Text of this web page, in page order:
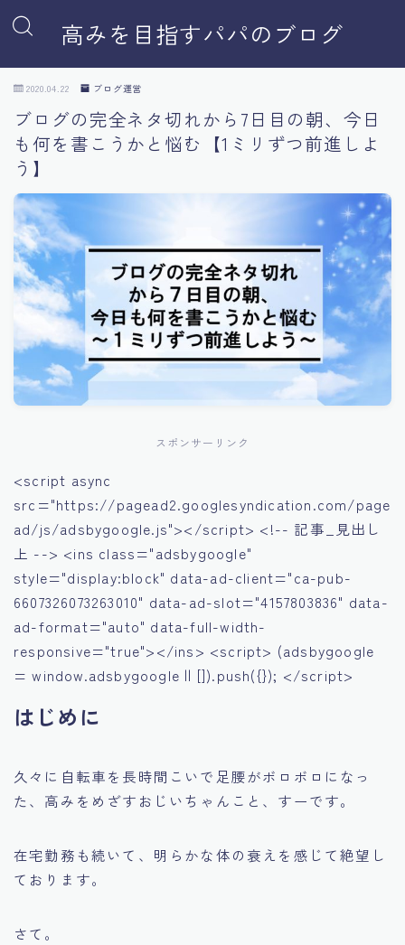
高みを目指すパパのブログ
2020.04.22 ブログ運営
ブログの完全ネタ切れから7日目の朝、今日
も何を書こうかと悩む【1ミリずつ前進しよ
う】
スポンサーリンク
<script async
src="https://pagead2.googlesyndication.com/page
ad/js/adsbygoogle.js"></script> <!-- 記事_見出し
上 --> <ins class="adsbygoogle"
style="display:block" data-ad-client="ca-pub-
6607326073263010" data-ad-slot="4157803836" data-
ad-format="auto" data-full-width-
responsive="true"></ins> <script> (adsbygoogle
= window.adsbygoogle || []).push({}); </script>
はじめに
久々に自転車を長時間こいで足腰がボロボロになっ
た、高みをめざすおじいちゃんこと、すーです。
在宅勤務も続いて、明らかな体の衰えを感じて絶望し
ております。
さて。